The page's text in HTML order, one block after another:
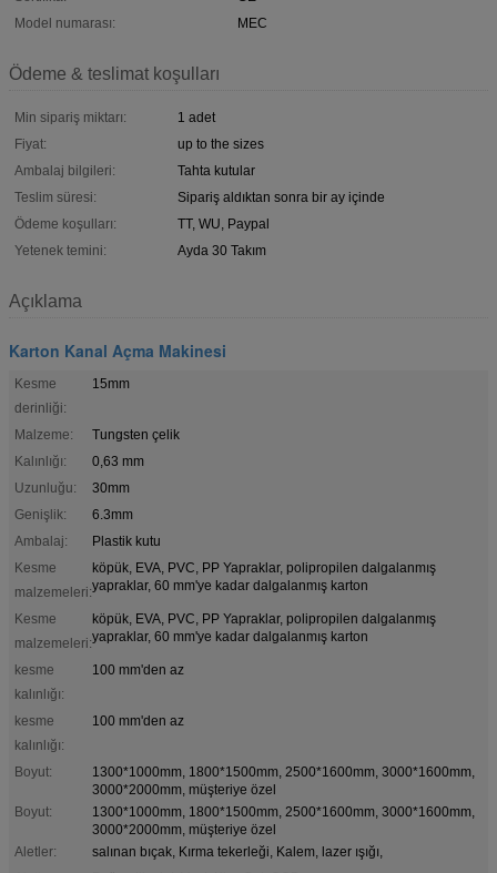
Model numarası:
MEC
Ödeme & teslimat koşulları
Min sipariş miktarı:
1 adet
Fiyat:
up to the sizes
Ambalaj bilgileri:
Tahta kutular
Teslim süresi:
Sipariş aldıktan sonra bir ay içinde
Ödeme koşulları:
TT, WU, Paypal
Yetenek temini:
Ayda 30 Takım
Açıklama
Karton Kanal Açma Makinesi
Kesme
derinliği:
15mm
Malzeme:
Tungsten çelik
Kalınlığı:
0,63 mm
Uzunluğu:
30mm
Genişlik:
6.3mm
Ambalaj:
Plastik kutu
Kesme
malzemeleri:
köpük, EVA, PVC, PP Yapraklar, polipropilen dalgalanmış
yapraklar, 60 mm'ye kadar dalgalanmış karton
Kesme
malzemeleri:
köpük, EVA, PVC, PP Yapraklar, polipropilen dalgalanmış
yapraklar, 60 mm'ye kadar dalgalanmış karton
kesme
kalınlığı:
100 mm'den az
kesme
kalınlığı:
100 mm'den az
Boyut:
1300*1000mm, 1800*1500mm, 2500*1600mm, 3000*1600mm,
3000*2000mm, müşteriye özel
Boyut:
1300*1000mm, 1800*1500mm, 2500*1600mm, 3000*1600mm,
3000*2000mm, müşteriye özel
Aletler:
salınan bıçak, Kırma tekerleği, Kalem, lazer ışığı,